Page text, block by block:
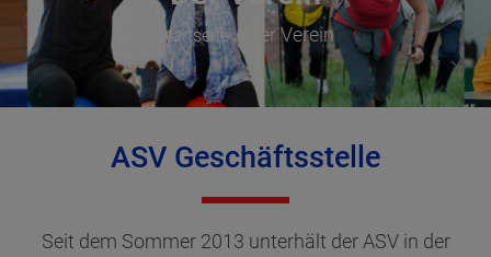
Startseite» Der Verein
ASV Geschäftsstelle
Seit dem Sommer 2013 unterhält der ASV in der